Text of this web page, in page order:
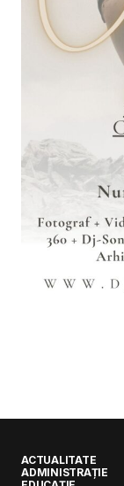
ACTUALITATE
ADMINISTRAȚIE